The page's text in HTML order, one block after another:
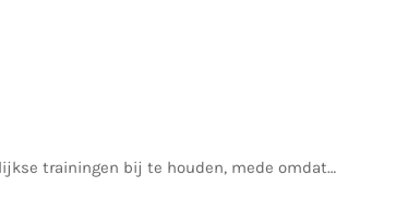
trainingen bij te houden, mede omdat…